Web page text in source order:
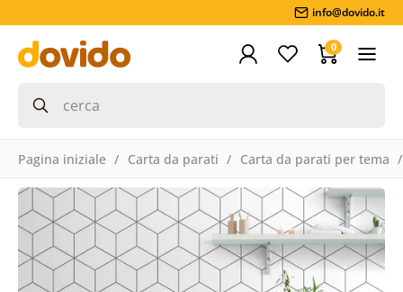
info@dovido.it
0
Pagina iniziale Carta da parati Carta da parati per tema